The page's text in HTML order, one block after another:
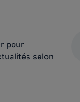
pour
selon